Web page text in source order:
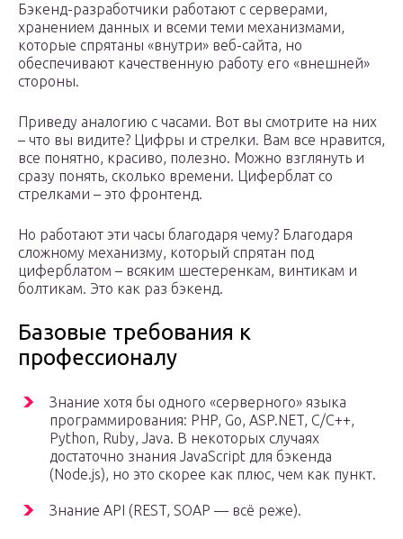
Бэкенд-разработчики работают с серверами,
хранением данных и всеми теми механизмами,
которые спрятаны «внутри» веб-сайта, но
обеспечивают качественную работу его «внешней»
стороны.
Приведу аналогию с часами. Вот вы смотрите на них
– что вы видите? Цифры и стрелки. Вам все нравится,
все понятно, красиво, полезно. Можно взглянуть и
сразу понять, сколько времени. Циферблат со
стрелками – это фронтенд.
Но работают эти часы благодаря чему? Благодаря
сложному механизму, который спрятан под
циферблатом – всяким шестеренкам, винтикам и
болтикам. Это как раз бэкенд.
Базовые требования к
профессионалу
Знание хотя бы одного «серверного» языка
программирования: PHP, Go, ASP.NET, C/C++,
Python, Ruby, Java. В некоторых случаях
достаточно знания JavaScript для бэкенда
(Node.js), но это скорее как плюс, чем как пункт.
Знание API (REST, SOAP — всё реже).